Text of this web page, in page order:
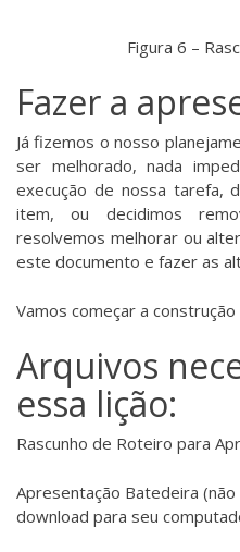
Figura 6 –
Fazer a
Já fizemos o nosso
ser melhorado, nada
execução de nossa tarefa,
item, ou decidimos
resolvemos melhorar ou
este documento e fazer as
Vamos começar a
Arquivos
essa lição:
Rascunho de Roteiro para
Apresentação Batedeira
download para seu